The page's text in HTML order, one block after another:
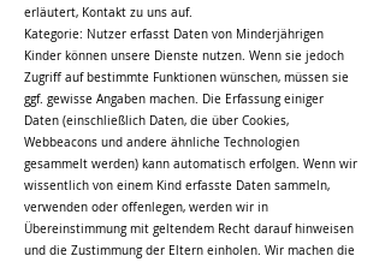
erläutert, Kontakt zu uns auf.
Kategorie: Nutzer erfasst Daten von Minderjährigen
Kinder können unsere Dienste nutzen. Wenn sie jedoch
Zugriff auf bestimmte Funktionen wünschen, müssen sie
ggf. gewisse Angaben machen. Die Erfassung einiger
Daten (einschließlich Daten, die über Cookies,
Webbeacons und andere ähnliche Technologien
gesammelt werden) kann automatisch erfolgen. Wenn wir
wissentlich von einem Kind erfasste Daten sammeln,
verwenden oder offenlegen, werden wir in
Übereinstimmung mit geltendem Recht darauf hinweisen
und die Zustimmung der Eltern einholen. Wir machen die